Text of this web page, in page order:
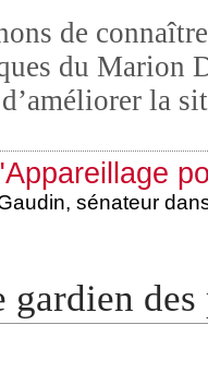
de
du Marion
la
sénateur
gardien des